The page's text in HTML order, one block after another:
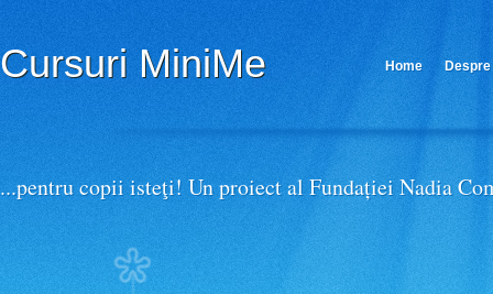
Cursuri MiniMe Home
Parteneri MiniMe
...pentru copii isteţi! Un proiect al Fundației Nadia
Afla mai multe despre confidentialitate si termeni de